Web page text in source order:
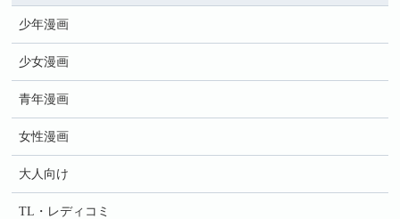
少年漫画
少女漫画
青年漫画
女性漫画
大人向け
TL・レディコミ